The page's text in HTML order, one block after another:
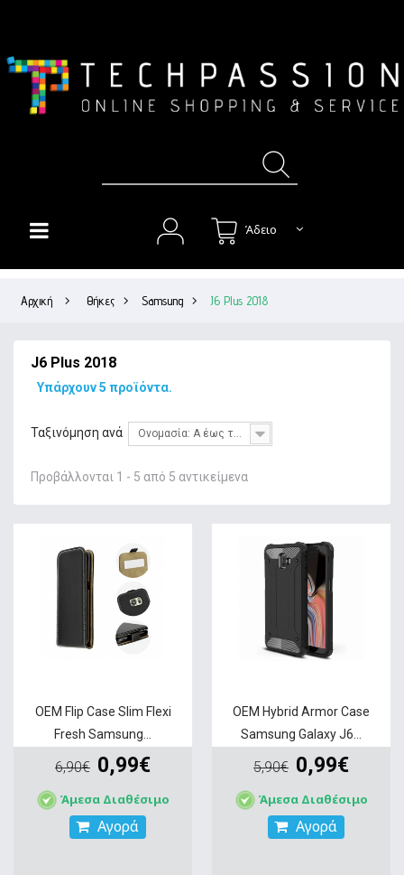
Άδειο
ΘΉΚΕΣ
ΜΝΉΜΗ
IT ΑΞΕΣΟΥΆΡ & GAMING
ΔΙΚΤΥΑΚΆ
HOME & LIVING
Αρχική > Θήκες > Samsung > J6 Plus 2018
J6 Plus 2018
Υπάρχουν 5 προϊόντα.
Ταξινόμηση ανά Ονομασία: Α έως το Ω
Προβάλλονται 1 - 5 από 5 αντικείμενα
OEM Flip Case Slim Flexi
Fresh Samsung...
6,90€ 0,99€
Άμεσα Διαθέσιμο
Αγορά
OEM Hybrid Armor Case
Samsung Galaxy J6...
5,90€ 0,99€
Άμεσα Διαθέσιμο
Αγορά